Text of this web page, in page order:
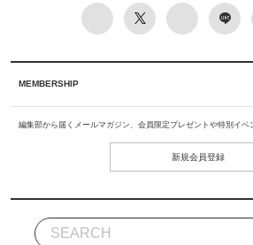
MEMBERSHIP
編集部から届くメールマガジン、会員限定プレゼントや特別イ
新規会員登録